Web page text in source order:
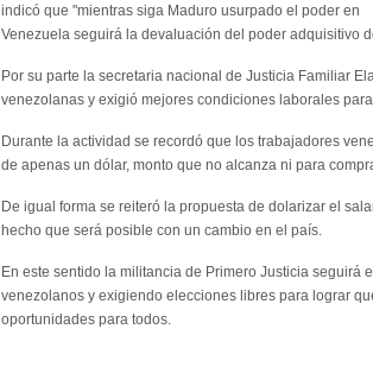
indicó que "mientras siga Maduro usurpado el poder en
Venezuela seguirá la devaluación del poder adquisitivo
Por su parte la secretaria nacional de Justicia Familiar
venezolanas y exigió mejores condiciones laborales
Durante la actividad se recordó que los trabajadores
de apenas un dólar, monto que no alcanza ni para
De igual forma se reiteró la propuesta de dolarizar el
hecho que será posible con un cambio en el país.
En este sentido la militancia de Primero Justicia
venezolanos y exigiendo elecciones libres para lograr
oportunidades para todos.